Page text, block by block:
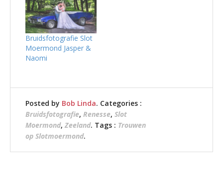
Bruidsfotografie Slot
Moermond Jasper &
Naomi
Posted by Bob Linda. Categories :
Bruidsfotografie, Renesse, Slot
Moermond, Zeeland. Tags : Trouwen
op Slotmoermond.